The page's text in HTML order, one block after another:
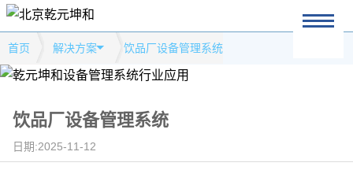
首页 解决方案 饮品厂设备管理系统
饮品厂设备管理系统
日期:2025-11-12